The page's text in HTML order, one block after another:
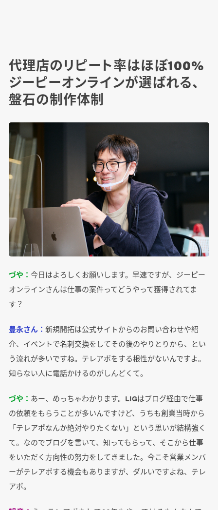
代理店のリピート率はほぼ100%
ジーピーオンラインが選ばれる、
盤石の制作体制
づや： 今日はよろしくお願いします。早速ですが、ジーピー
オンラインさんは仕事の案件ってどうやって獲得されてま
す？
豊永さん： 新規開拓は公式サイトからのお問い合わせや紹
介、イベントで名刺交換をしてその後のやりとりから、とい
う流れが多いですね。テレアポをする根性がないんですよ。
知らない人に電話かけるのがしんどくて。
づや： あー、めっちゃわかります。LIGはブログ経由で仕事
の依頼をもらうことが多いんですけど、うちも創業当時から
「テレアポなんか絶対やりたくない」という思いが結構強く
て。なのでブログを書いて、知ってもらって、そこから仕事
をいただく方向性の努力をしてきました。今こそ営業メンバ
ーがテレアポする機会もありますが、ダルいですよね、テレ
アポ。